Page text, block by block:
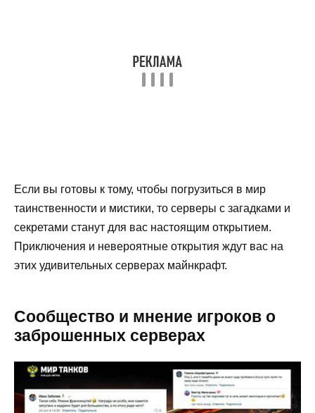
Если вы готовы к тому, чтобы погрузиться в мир
таинственности и мистики, то серверы с загадками и
секретами станут для вас настоящим открытием.
Приключения и невероятные открытия ждут вас на
этих удивительных серверах майнкрафт.
Сообщество и мнение игроков о
заброшенных серверах